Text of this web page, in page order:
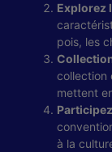
Explorez
pois, les
collection
mettent
à la